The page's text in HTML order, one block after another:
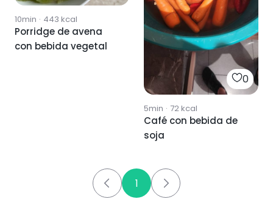
10min · 443 kcal
Porridge de avena
con bebida vegetal
0
5min · 72kcal
Café con bebida de
soja
1